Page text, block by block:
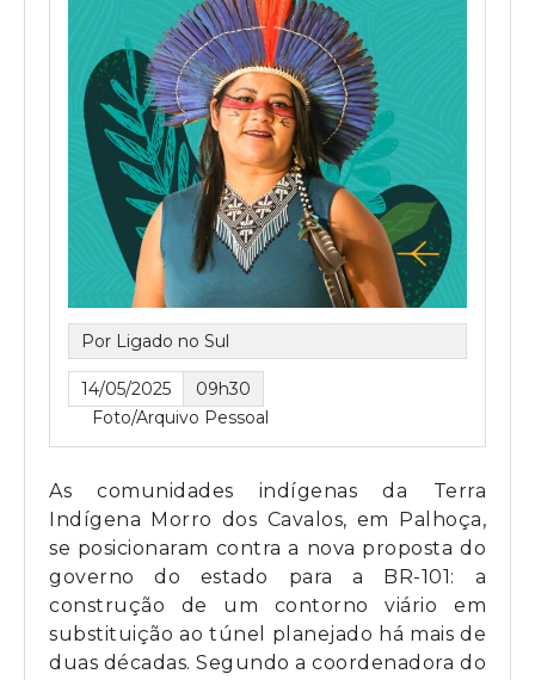
Por Ligado no Sul
14/05/2025
09h30
Foto/Arquivo Pessoal
As comunidades indígenas da Terra
Indígena Morro dos Cavalos, em Palhoça,
se posicionaram contra a nova proposta do
governo do estado para a BR-101: a
construção de um contorno viário em
substituição ao túnel planejado há mais de
duas décadas. Segundo a coordenadora do